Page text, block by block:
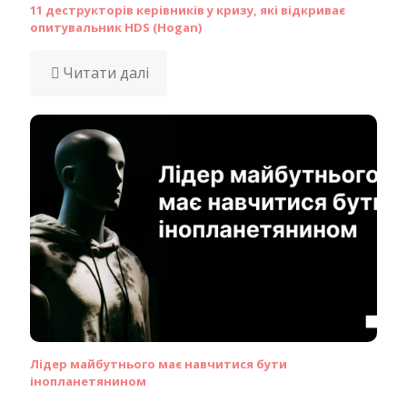
11 деструкторів керівників у кризу, які відкриває
опитувальник HDS (Hogan)
Читати далі
Лідер майбутнього має навчитися бути
інопланетянином